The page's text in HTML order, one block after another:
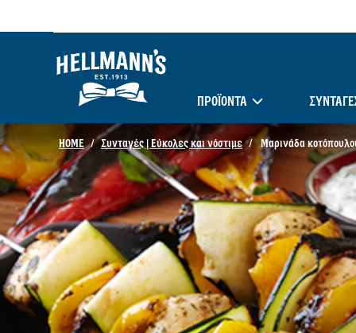
ΠΡΟΪΟΝΤΑ
HOME Συνταγές | Εύκολες και νόστιμε Μαρινάδα